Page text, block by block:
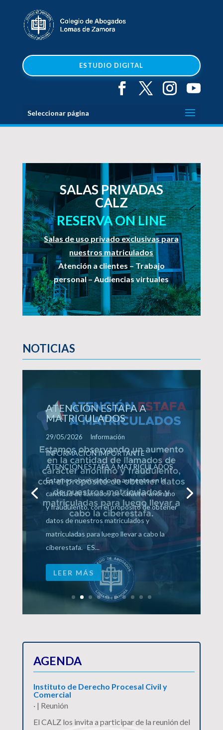
ESTUDIO DIGITAL
Seleccionar página
SALAS PRIVADAS
CALZ
RESERVA ON LINE
Salas de uso privado exclusivas para
nuestros matriculados
Atención a clientes – Trabajo
personal – Audiencias virtuales
NOTICIAS
El CALZ recibió al Dr. Sergio
Torres
22/05/2026 Eventos
La Dra. María Victoria Lorences,
acompañada por consejeros directivos del
CALZ, recibió el pasado martes 19 de
mayo al Dr. Sergio Torres presidente de la
Suprema Corte de Justicia de la Provincia
de Buenos Aires, con el objetivo de
dialogar de manera directa sobre las...
LEER MÁS
AGENDA
Instituto de Derecho Procesal Civil y
Comercial
·| Reunión
El CALZ los invita a participar de la reunión del